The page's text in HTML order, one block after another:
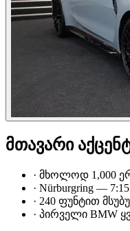
მთავარი
· მხოლოდ 1,000
· Nürburgring —
· 240 ფუნტით
· პირველი BMW